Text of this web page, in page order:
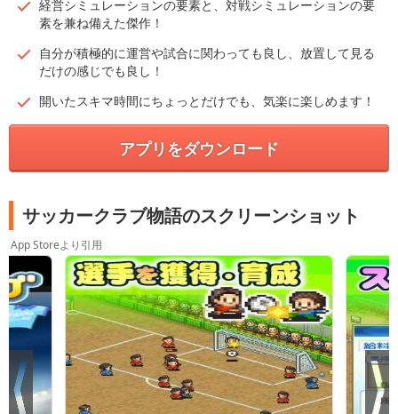
経営シミュレーションの要素と、対戦シミュレーションの要
素を兼ね備えた傑作！
自分が積極的に運営や試合に関わっても良し、放置して見る
だけの感じでも良し！
開いたスキマ時間にちょっとだけでも、気楽に楽しめます！
アプリをダウンロード
サッカークラブ物語のスクリーンショット
App Storeより引用